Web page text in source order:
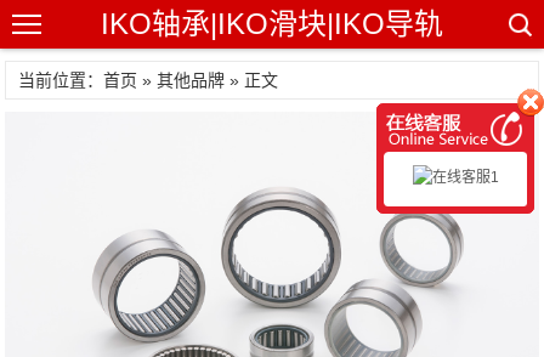
IKO轴承|IKO滑块|IKO导轨
当前位置：首页 »其他品牌 » 正文